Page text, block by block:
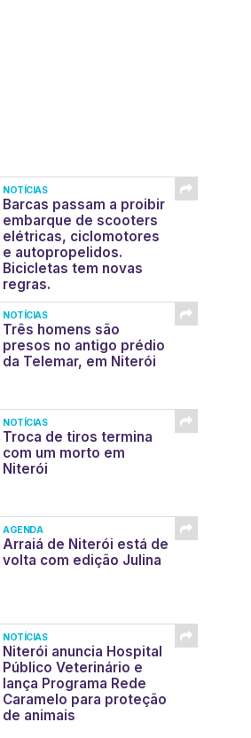
NOTÍCIAS
Barcas passam a proibir
embarque de scooters
elétricas, ciclomotores
e autopropelidos.
Bicicletas tem novas
regras.
NOTÍCIAS
Três homens são
presos no antigo prédio
da Telemar, em Niterói
NOTÍCIAS
Troca de tiros termina
com um morto em
Niterói
AGENDA
Arraiá de Niterói está de
volta com edição Julina
NOTÍCIAS
Niterói anuncia Hospital
Público Veterinário e
lança Programa Rede
Caramelo para proteção
de animais